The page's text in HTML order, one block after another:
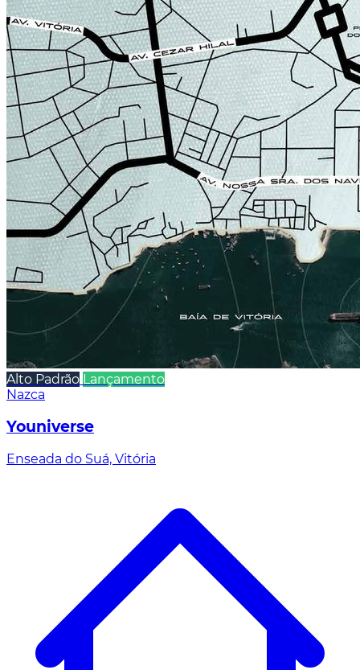
Alto Padrão Lançamento
Nazca
Youniverse
Enseada do Suá, Vitória